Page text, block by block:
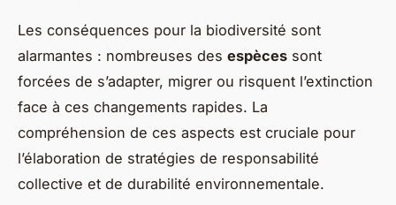
Les conséquences pour la biodiversité sont
alarmantes : nombreuses des espèces sont
forcées de s’adapter, migrer ou risquent l’extinction
face à ces changements rapides. La
compréhension de ces aspects est cruciale pour
l’élaboration de stratégies de responsabilité
collective et de durabilité environnementale.